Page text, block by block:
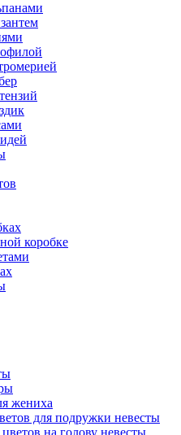
коробке
жениха
для подружки невесты